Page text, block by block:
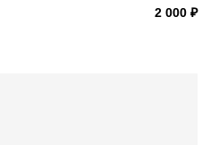
2 000 ₽